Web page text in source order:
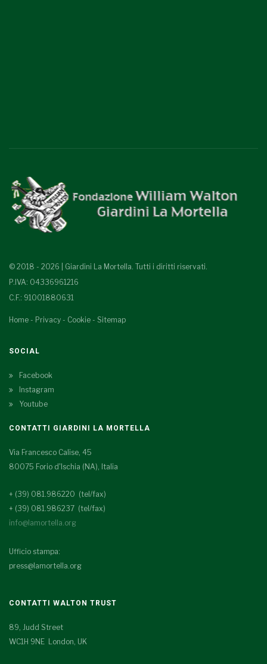
© 2018 - 2026 | Giardini La Mortella. Tutti i diritti riservati.
P.IVA: 04336961216
C.F.: 91001880631
Home - Privacy - Cookie - Sitemap
SOCIAL
Facebook
Instagram
Youtube
CONTATTI GIARDINI LA MORTELLA
Via Francesco Calise, 45
80075 Forio d'Ischia (NA), Italia
+ (39) 081.986220 (tel/fax)
+ (39) 081.986237 (tel/fax)
info@lamortella.org
Ufficio stampa:
press@lamortella.org
CONTATTI WALTON TRUST
89, Judd Street
WC1H 9NE London, UK